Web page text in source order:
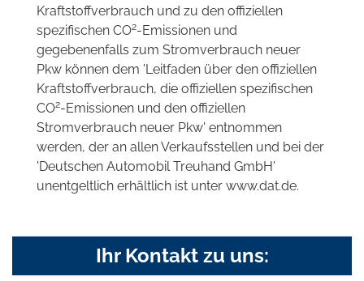
Kraftstoffverbrauch und zu den offiziellen
spezifischen CO2-Emissionen und
gegebenenfalls zum Stromverbrauch neuer
Pkw können dem 'Leitfaden über den offiziellen
Kraftstoffverbrauch, die offiziellen spezifischen
CO2-Emissionen und den offiziellen
Stromverbrauch neuer Pkw' entnommen
werden, der an allen Verkaufsstellen und bei der
'Deutschen Automobil Treuhand GmbH'
unentgeltlich erhältlich ist unter www.dat.de.
Ihr Kontakt zu uns: